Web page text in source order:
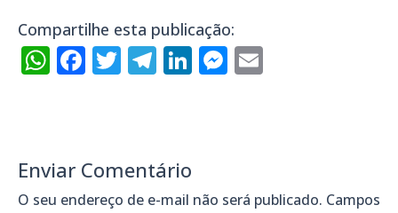
Compartilhe esta publicação:
WhatsApp
Facebook
Twitter
Telegram
LinkedIn
Messenger
Enviar Comentário
O seu endereço de e-mail não será publicado. Campos